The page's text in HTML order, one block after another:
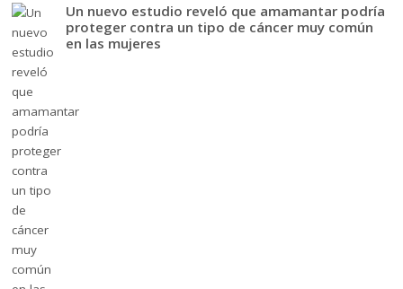
Un nuevo estudio reveló que amamantar podría
proteger contra un tipo de cáncer muy común
en las mujeres